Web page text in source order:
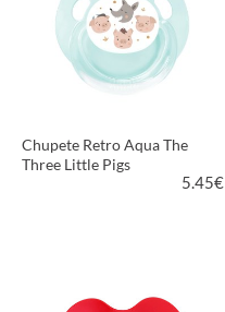
Chupete Retro Aqua The
Three Little Pigs
5.45€